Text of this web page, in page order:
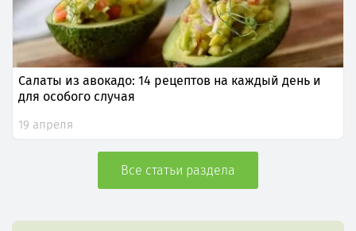
Салаты из авокадо: 14 рецептов на каждый день и
для особого случая
19 апреля
Все статьи раздела